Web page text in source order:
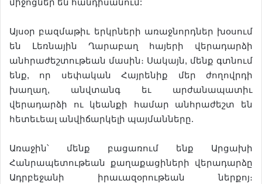
Այսօր բազմաթիւ երկրների առաջնորդներ խօսում
են Լեռնային Ղարաբաղ հայերի վերադարձի
անհրաժեշտութեան մասին։ Սակայն, մենք գտնում
ենք, որ սեփական Հայրենիք մեր ժողովրդի
խաղաղ, անվտանգ եւ արժանապատիւ
վերադարձի ու կեանքի համար անհրաժեշտ են
հետեւեալ անվիճարկելի պայմանները.
Առաջին՝ մենք բացառում ենք Արցախի
Հանրապետութեան քաղաքացիների վերադարձը
Ադրբեջանի իրաւազօրութեան ներքոյ։